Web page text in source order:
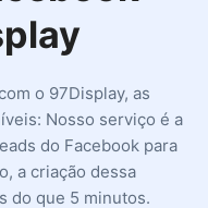
o 97Display, as
Nosso serviço é a
do Facebook para
a criação dessa
do que 5 minutos.